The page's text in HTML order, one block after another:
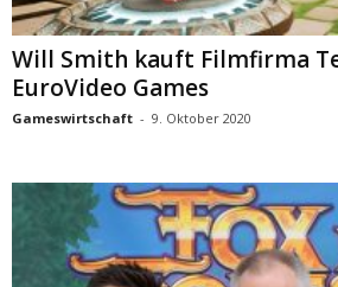
Will Smith kauft Filmfirma
EuroVideo Games
Gameswirtschaft - 9. Oktober 2020